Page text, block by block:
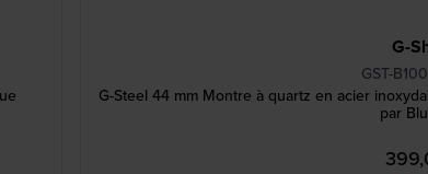
G-
GST-
G-Steel 44 mm Montre à quartz en acier
par